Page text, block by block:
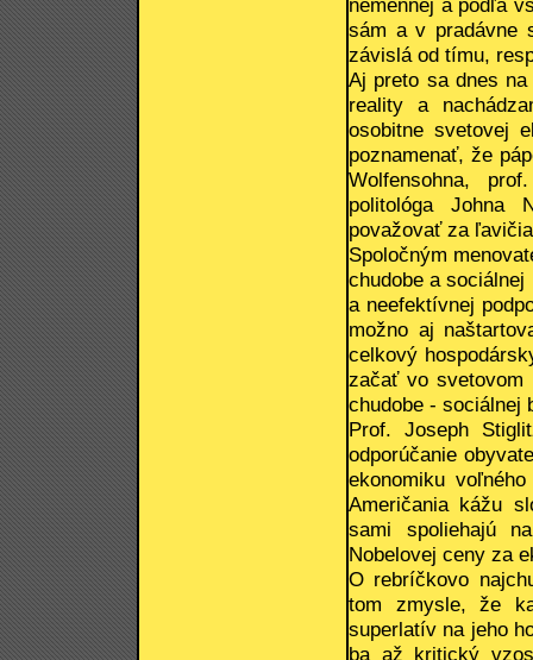
nemennej a podľa
sám a v pradávne
závislá od tímu,
Aj preto sa dnes
reality a
osobitne svetovej
poznamenať, že
Wolfensohna,
politológa Johna
považovať za
Spoločným
chudobe a
a neefektívnej
možno aj
celkový
začať vo svetovom
chudobe - sociálnej
Prof. Joseph
odporúčanie
ekonomiku
Američania kážu
sami spoliehajú
Nobelovej ceny za
O rebríčkovo
tom zmysle, že
superlatív na jeho
ba až kritický